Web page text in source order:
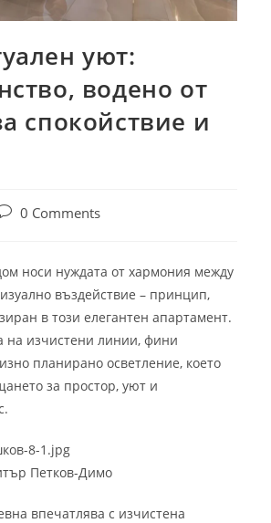
уют:
водено от
спокойствие и
0 Comments
носи нуждата от хармония между
въздействие – принцип,
в този елегантен апартамент.
на изчистени линии, фини
планирано осветление, което
за простор, уют и
Петков-Димо
впечатлява с изчистена